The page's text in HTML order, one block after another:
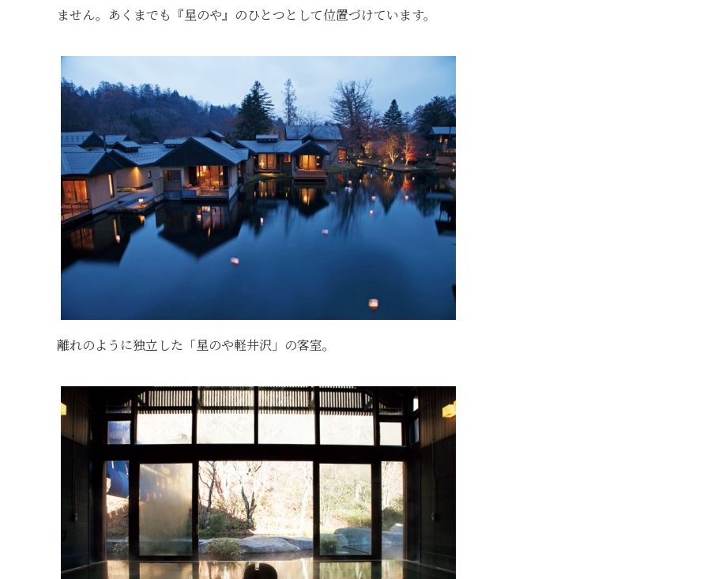
ません。あくまでも『星のや』のひとつとして位置づけています。
離れのように独立した「星のや軽井沢」の客室。